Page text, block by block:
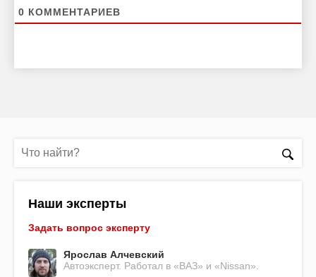
0 КОММЕНТАРИЕВ
Наши эксперты
Задать вопрос эксперту
Ярослав Алчевский
Автоэксперт. Работал в «ВАЗ» и «Nissan».